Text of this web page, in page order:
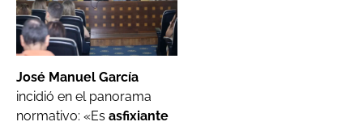
José Manuel García
incidió en el panorama
normativo: «Es asfixiante